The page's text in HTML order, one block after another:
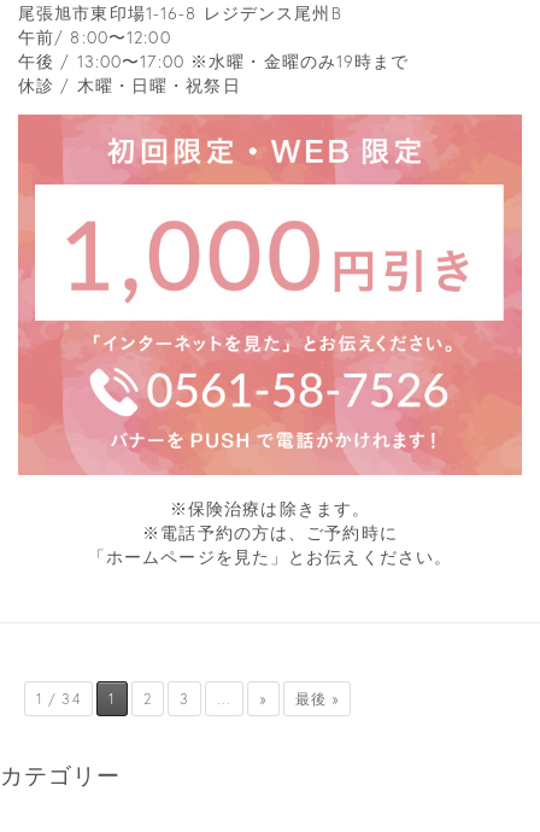
尾張旭市東印場1-16-8 レジデンス尾州B
午前/ 8:00〜12:00
午後 / 13:00〜17:00 ※水曜・金曜のみ19時まで
休診 / 木曜・日曜・祝祭日
※保険治療は除きます。
※電話予約の方は、ご予約時に
「ホームページを見た」とお伝えください。
1 / 34 1 2 3 » 最後 »
カテゴリー